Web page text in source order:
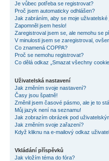
Je vůbec potřeba se registrovat?
Proč jsem automaticky odhlášen?
Jak zabráním, aby se moje
Zapomněl jsem heslo!
Zaregistroval jsem se, ale nemohu se
V minulosti jsem se zaregistroval,
Co znamená COPPA?
Proč se nemohu registrovat?
Co dělá odkaz „Smazat všechny
Uživatelská nastavení
Jak změním svoje nastavení?
Časy jsou špatně!
Změnil jsem časové pásmo, ale je to
Můj jazyk není na seznamu!
Jak zobrazím obrázek pod
Jak změním svoje zařazení?
Když kliknu na e-mailový odkaz
Vkládání příspěvků
Jak vložím téma do fóra?